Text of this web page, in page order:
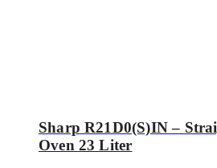
Sharp R21D0(S)IN –
Oven 23 Liter